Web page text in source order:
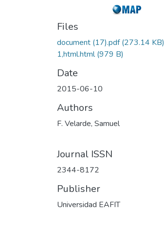
Files
document (17).pdf(273.14 KB)
1,html.html(979 B)
Date
2015-06-10
Authors
F. Velarde, Samuel
Journal ISSN
2344-8172
Publisher
Universidad EAFIT